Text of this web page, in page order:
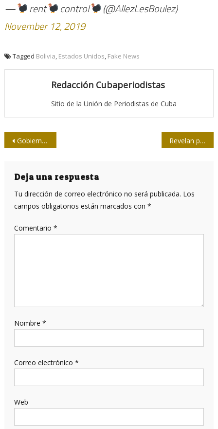
— rent control
(@AllezLesBoulez)
November 12, 2019
Tagged Bolivia Estados Unidos Fake News
Redacción Cubaperiodistas
Sitio de la Unión de Periodistas de Cuba
Navegación
entradas
Gobierno golpista de Bolivia interviene el diario Cambio Revelan plan de Estados Unidos para el golpe en Bolivia
Deja una respuesta
Tu dirección de correo electrónico no será publicada. Los
campos obligatorios están marcados con *
Comentario *
Nombre *
Correo electrónico *
Web